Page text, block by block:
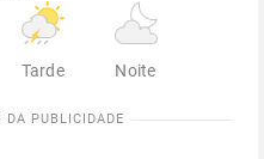
Tarde Noite